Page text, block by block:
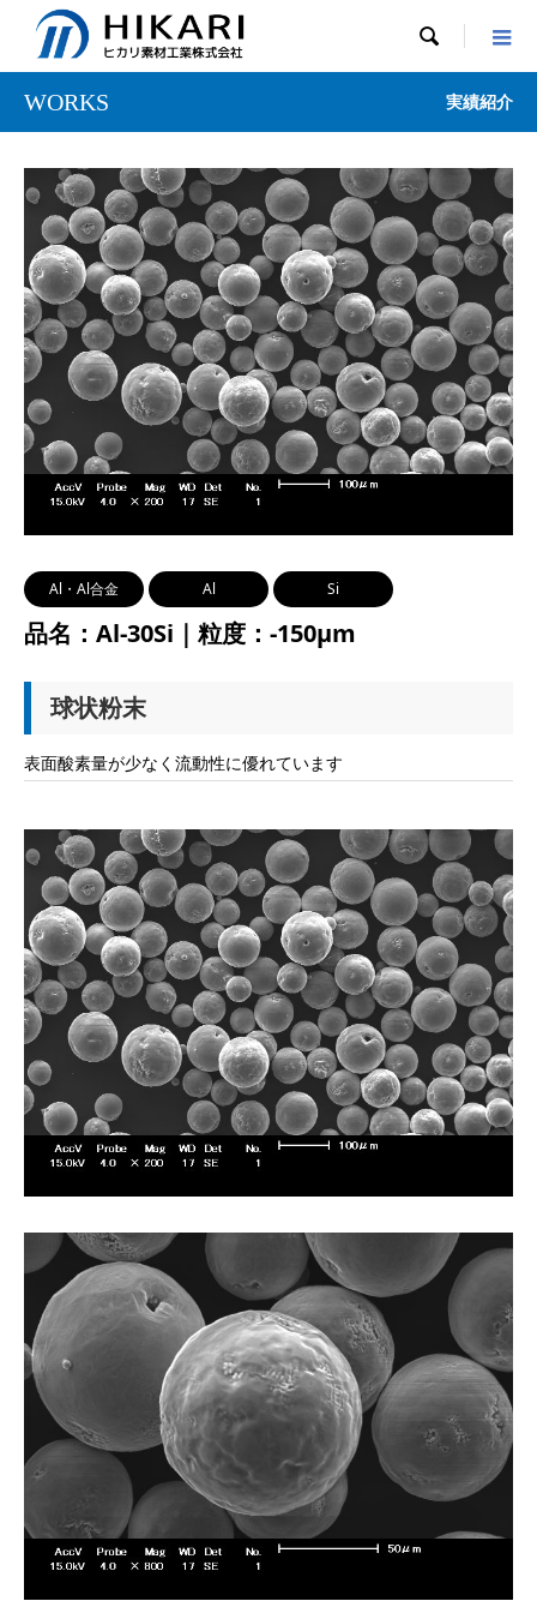

WORKS 実績紹介
Al・Al合金 Al Si
品名：Al-30Si｜粒度：-150μm
球状粉末
表面酸素量が少なく流動性に優れています